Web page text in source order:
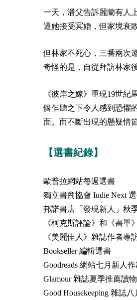
一天，潘父告訴麗蘭有人
逼她接受冥婚，但家境衰
但林家不死心，三番兩次
奇怪的是，自從拜訪林家
《彼岸之嫁》重現19世
個乍聽之下令人感到恐懼
面。而不斷出現的懸疑情
【選書紀錄】
歐普拉網站每週選書
獨立書商協會 Indie Next
邦諾書店「發現新人」秋
《柯克斯評論》和《書單
《美麗佳人》雜誌作者專
Bookseller 編輯選書
Goodreads 網站七月新人
Glamour 雜誌夏季推薦讀
Good Housekeeping 雜誌